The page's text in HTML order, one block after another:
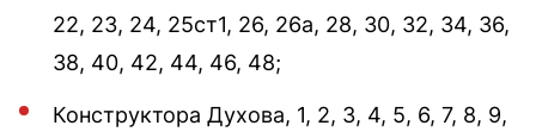
22, 23, 24, 25ст1, 26, 26а, 28, 30, 32, 34, 36,
38, 40, 42, 44, 46, 48;
Конструктора Духова, 1, 2, 3, 4, 5, 6, 7, 8, 9,